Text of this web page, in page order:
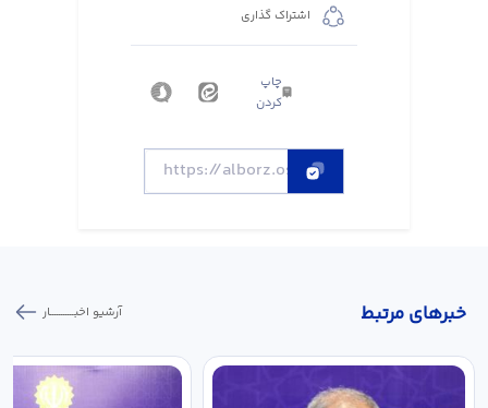
اشتراک گذاری
چاپ
کردن
خبر‌های مرتبط آرشیو اخبـــــــــــار